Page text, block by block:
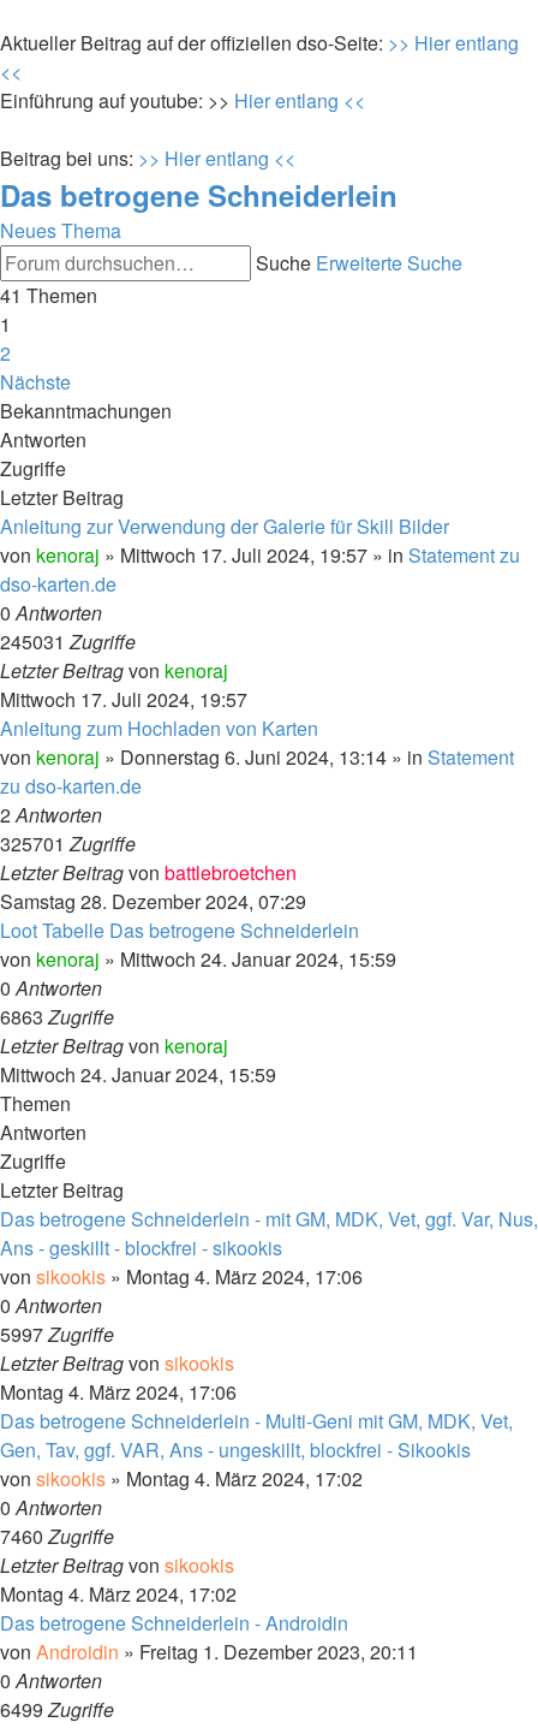
Aktueller Beitrag auf der offiziellen dso-Seite: >> Hier entlang
<<
Einführung auf youtube: >> Hier entlang <<
Beitrag bei uns: >> Hier entlang <<
Das betrogene Schneiderlein
Neues Thema
Suche Erweiterte Suche
41 Themen
1
2
Nächste
Bekanntmachungen
Antworten
Zugriffe
Letzter Beitrag
Anleitung zur Verwendung der Galerie für Skill Bilder
von kenoraj » Mittwoch 17. Juli 2024, 19:57 » in Statement zu
dso-karten.de
0Antworten
245031Zugriffe
Letzter Beitragvon kenoraj
Mittwoch 17. Juli 2024, 19:57
Anleitung zum Hochladen von Karten
von kenoraj » Donnerstag 6. Juni 2024, 13:14 » in Statement
zu dso-karten.de
2Antworten
325701Zugriffe
Letzter Beitragvon battlebroetchen
Samstag 28. Dezember 2024, 07:29
Loot Tabelle Das betrogene Schneiderlein
von kenoraj » Mittwoch 24. Januar 2024, 15:59
0Antworten
6863Zugriffe
Letzter Beitragvon kenoraj
Mittwoch 24. Januar 2024, 15:59
Themen
Antworten
Zugriffe
Letzter Beitrag
Das betrogene Schneiderlein - mit GM, MDK, Vet, ggf. Var, Nus,
Ans - geskillt - blockfrei - sikookis
von sikookis » Montag 4. März 2024, 17:06
0Antworten
5997Zugriffe
Letzter Beitragvon sikookis
Montag 4. März 2024, 17:06
Das betrogene Schneiderlein - Multi-Geni mit GM, MDK, Vet,
Gen, Tav, ggf. VAR, Ans - ungeskillt, blockfrei - Sikookis
von sikookis » Montag 4. März 2024, 17:02
0Antworten
7460Zugriffe
Letzter Beitragvon sikookis
Montag 4. März 2024, 17:02
Das betrogene Schneiderlein - Androidin
von Androidin » Freitag 1. Dezember 2023, 20:11
0Antworten
6499Zugriffe